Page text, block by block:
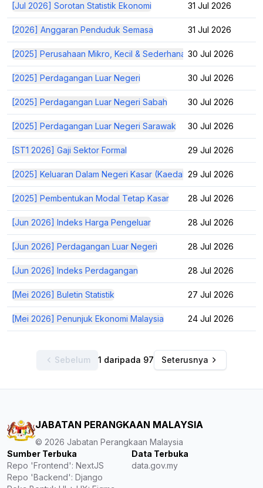
[Jul 2026] Sorotan Statistik Ekonomi 31 Jul 2026
[2026] Anggaran Penduduk Semasa 31 Jul 2026
[2025] Perusahaan Mikro, Kecil & Sederhana 30 Jul 2026
[2025] Perdagangan Luar Negeri 30 Jul 2026
[2025] Perdagangan Luar Negeri Sabah 30 Jul 2026
[2025] Perdagangan Luar Negeri Sarawak 30 Jul 2026
[ST1 2026] Gaji Sektor Formal 29 Jul 2026
[2025] Keluaran Dalam Negeri Kasar (Kaedah Pendapatan)
29 Jul 2026
[2025] Pembentukan Modal Tetap Kasar 28 Jul 2026
[Jun 2026] Indeks Harga Pengeluar 28 Jul 2026
[Jun 2026] Perdagangan Luar Negeri 28 Jul 2026
[Jun 2026] Indeks Perdagangan 28 Jul 2026
[Mei 2026] Buletin Statistik 27 Jul 2026
[Mei 2026] Penunjuk Ekonomi Malaysia 24 Jul 2026
Sebelum 1 daripada 97 Seterusnya
JABATAN PERANGKAAN MALAYSIA
© 2026 Jabatan Perangkaan Malaysia
Sumber Terbuka
Repo 'Frontend': NextJS
Repo 'Backend': Django
Data Terbuka
data.gov.my